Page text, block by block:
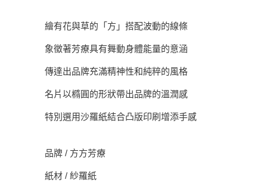
繪有花與草的「方」搭配波動的線條
象徵著芳療具有舞動身體能量的意涵
傳達出品牌充滿精神性和純粹的風格
名片以橢圓的形狀帶出品牌的溫潤感
特別選用沙羅紙結合凸版印刷增添手感
品牌 / 方方芳療
紙材 / 紗羅紙